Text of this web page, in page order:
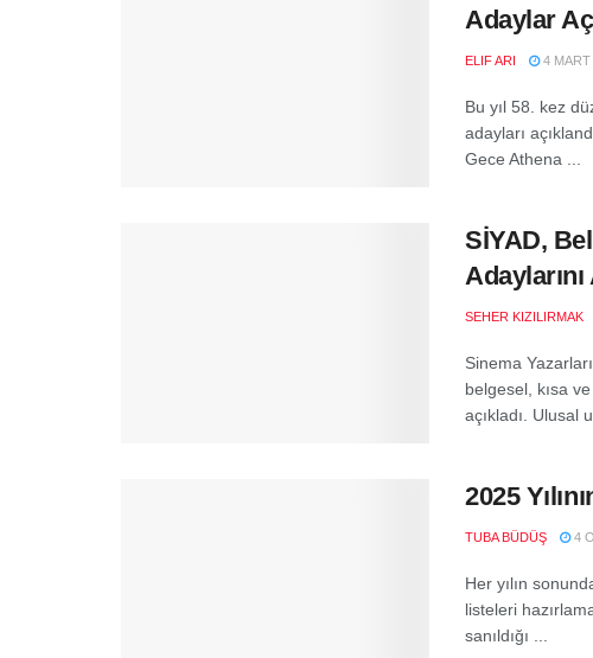
Adaylar
ELIF ARI 4 MART
Bu yıl 58. kez
adayları
Gece Athena ...
SİYAD,
Adaylarını
SEHER KIZILIRMAK
Sinema
belgesel, kısa
açıkladı. Ulusal
2025
TUBA BÜDÜŞ 4
Her yılın
listeleri
sanıldığı ...